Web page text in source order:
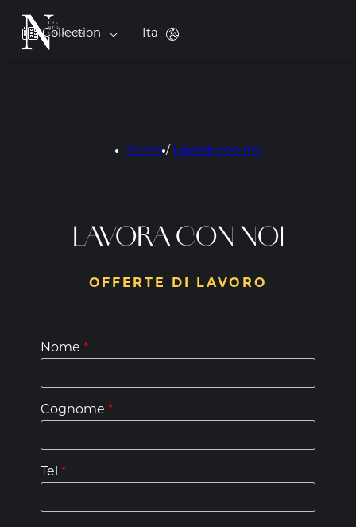
Collection Ita
Home/ Lavora con noi
LAVORA CON NOI
OFFERTE DI LAVORO
Nome*
Cognome*
Tel*